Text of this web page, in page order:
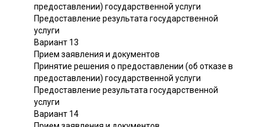
предоставлении) государственной услуги
Предоставление результата государственной
услуги
Вариант 13
Прием заявления и документов
Принятие решения о предоставлении (об отказе в
предоставлении) государственной услуги
Предоставление результата государственной
услуги
Вариант 14